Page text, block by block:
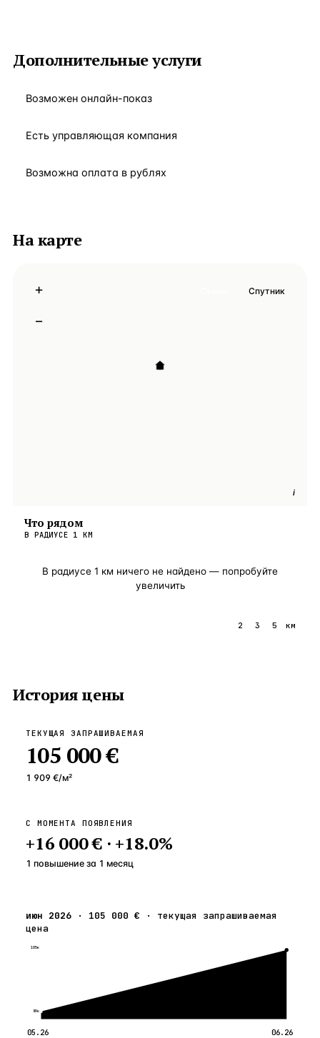
Дополнительные услуги
Возможен онлайн-показ
Есть управляющая компания
Возможна оплата в рублях
На карте
i
+
−
Спутник
Что рядом
В РАДИУСЕ 1 КМ
В радиусе 1 км ничего не найдено — попробуйте
увеличить
2 3 5 км
История цены
ТЕКУЩАЯ ЗАПРАШИВАЕМАЯ
105 000 €
1 909 €/м²
С МОМЕНТА ПОЯВЛЕНИЯ
+16 000 €· +18.0%
1 повышение за 1 месяц
июн 2026 · 105 000 € · текущая запрашиваемая
цена
105к
89к
05.26 06.26